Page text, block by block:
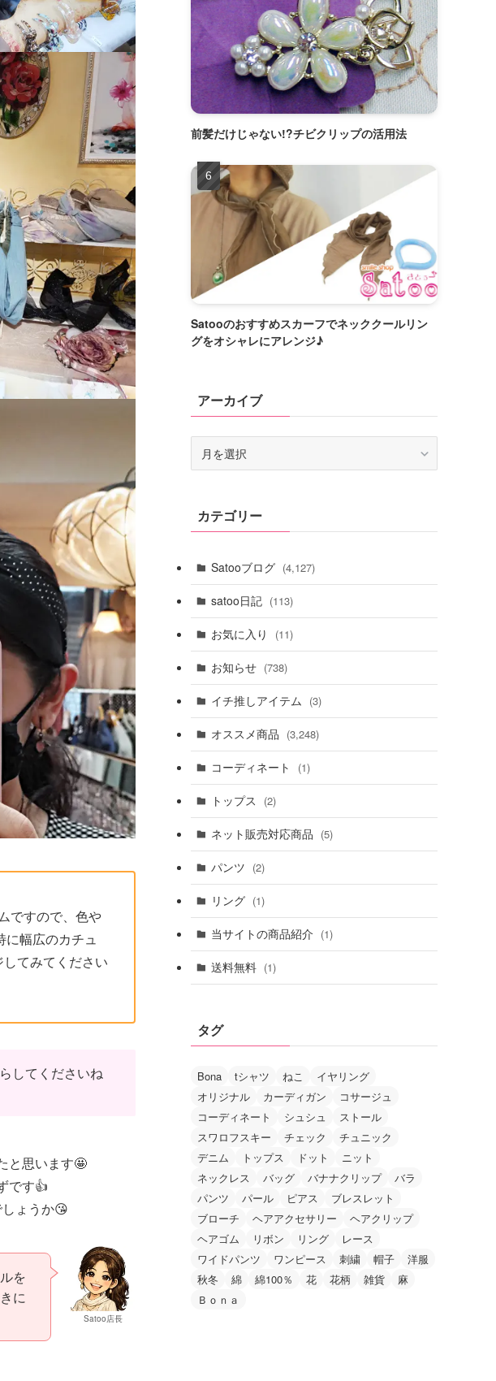
ですので、色や
幅広のカチュ
てみてください
してくださいね
と思います🤩
です👍
ょうか😘
Satoo店長
を
に
前髪だけじゃない!?チビクリップの活用法
Satooのおすすめスカーフでネッククールリン
グをオシャレにアレンジ♪
アーカイブ
ブカテゴリー
Satooブログ (4,127)
satoo日記 (113)
お気に入り (11)
お知らせ (738)
イチ推しアイテム (3)
オススメ商品 (3,248)
コーディネート (1)
トップス (2)
ネット販売対応商品 (5)
パンツ (2)
リング (1)
当サイトの商品紹介 (1)
送料無料 (1)
タグ
Bona tシャツ ねこ
イヤリング
オリジナル
カーディガン
コサージュ
コーディネート
シュシュ
ストール
スワロフスキー
チェック
チュニック
デニム
トップス ドット
ニット
ネックレス
バッグ バナナクリップ
バラ
パンツ
パール ピアス
ブレスレット
ブローチ
ヘアアクセサリー
ヘアクリップ
ヘアゴム
リボン リング
レース
ワイドパンツ
ワンピース 刺繍 帽子
洋服
秋冬
綿 綿100％ 花 花柄 雑貨
麻
Ｂｏｎａ